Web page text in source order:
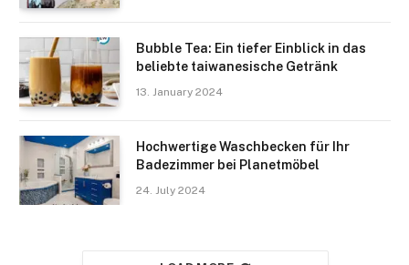
Bubble Tea: Ein tiefer Einblick in das
beliebte taiwanesische Getränk
13. January 2024
Hochwertige Waschbecken für Ihr
Badezimmer bei Planetmöbel
24. July 2024